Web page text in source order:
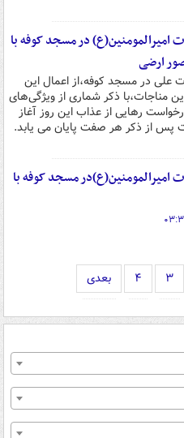
در مسجد کوفه با
ارضی
علی در مسجد کوفه،از اعمال این
مناجات،با ذکر شماری از ویژگی‌های
رهایی از عذاب این روز آغاز
مسجد کوفه با
۳ ۴ بعدی